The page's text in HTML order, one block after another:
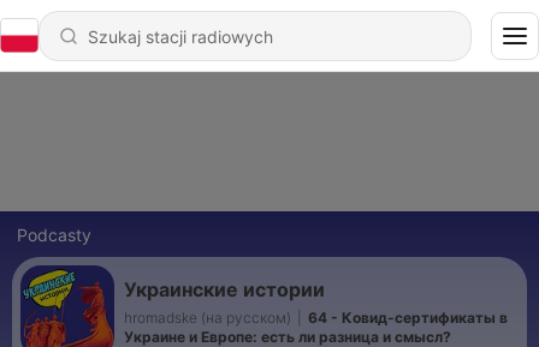
Podcasty
Украинские истории
hromadske (на русском)
64 - Ковид-сертификаты в
Украине и Европе: есть ли разница и смысл?